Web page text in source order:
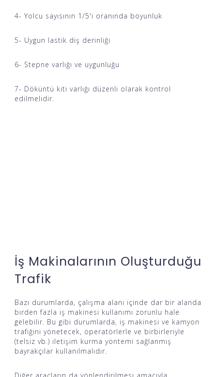
4- Yolcu sayısının 1/5'i oranında boyunluk
5- Uygun lastik diş derinliği
6- Stepne varlığı ve uygunluğu
7- Döküntü kiti varlığı düzenli olarak kontrol
edilmelidir.
İş Makinalarının Oluşturduğu
Trafik
Bazı durumlarda, çalışma alanı içinde dar bir alanda
birden fazla iş makinesi kullanımı zorunlu hale
gelebilir. Bu gibi durumlarda, iş makinesi ve kamyon
trafiğini yönetecek, operatörlerle ve birbirleriyle
(telsiz vb.) iletişim kurma yöntemi sağlanmış
bayrakçılar kullanılmalıdır.